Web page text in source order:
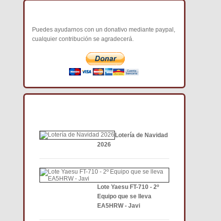
Puedes ayudarnos con un donativo mediante paypal,
cualquier contribución se agradecerá.
Lotería de Navidad
2026
Lote Yaesu FT-710 - 2º
Equipo que se lleva
EA5HRW - Javi